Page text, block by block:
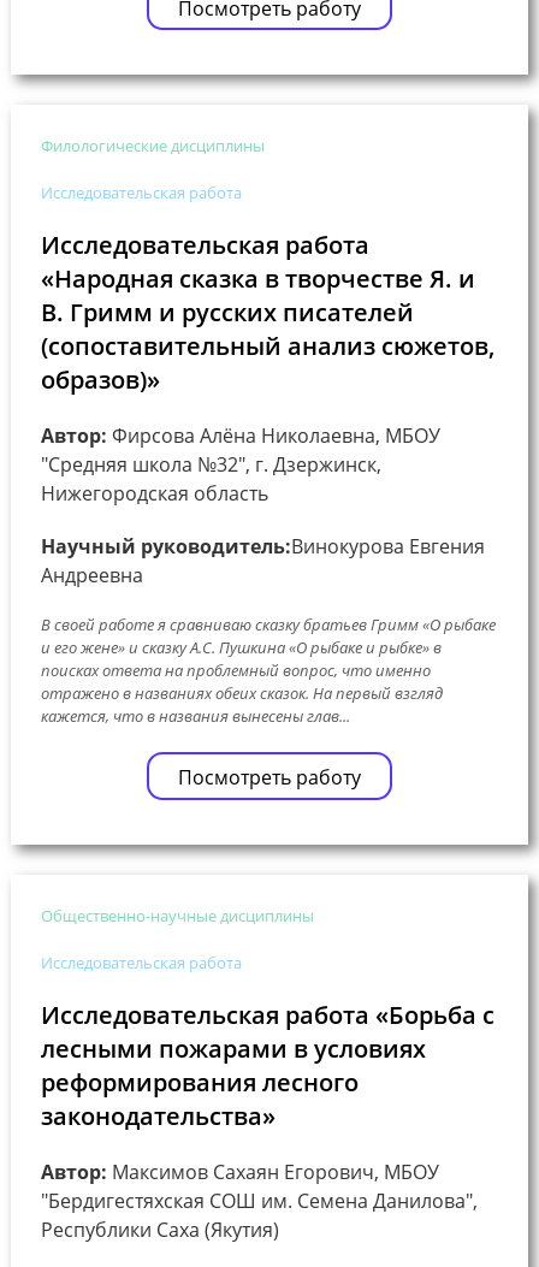
Посмотреть работу
Филологические дисциплины
Исследовательская работа
Исследовательская работа
«Народная сказка в творчестве Я. и
В. Гримм и русских писателей
(сопоставительный анализ сюжетов,
образов)»
Автор: Фирсова Алёна Николаевна, МБОУ
"Средняя школа №32", г. Дзержинск,
Нижегородская область
Научный руководитель:Винокурова Евгения
Андреевна
В своей работе я сравниваю сказку братьев Гримм «О рыбаке
и его жене» и сказку А.С. Пушкина «О рыбаке и рыбке» в
поисках ответа на проблемный вопрос, что именно
отражено в названиях обеих сказок. На первый взгляд
кажется, что в названия вынесены глав...
Посмотреть работу
Общественно-научные дисциплины
Исследовательская работа
Исследовательская работа «Борьба с
лесными пожарами в условиях
реформирования лесного
законодательства»
Автор: Максимов Сахаян Егорович, МБОУ
"Бердигестяхская СОШ им. Семена Данилова",
Республики Саха (Якутия)